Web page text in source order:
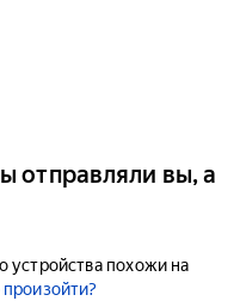
отправляли вы, а
устройства похожи на